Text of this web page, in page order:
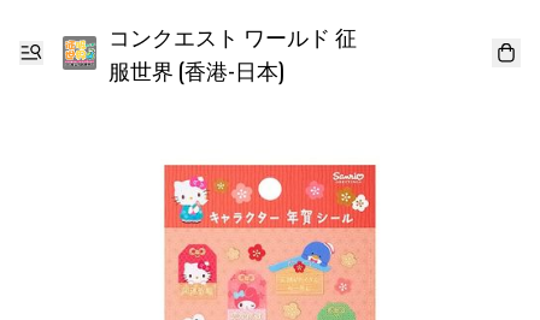
コンクエスト ワールド 征
服世界 (香港-日本)